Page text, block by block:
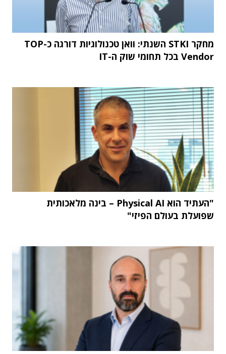
מחקר STKI השנתי: וואן טכנולוגיות דורגה כ-TOP
Vendor בכל תחומי שוק ה-IT
"העתיד הוא Physical AI – בינה מלאכותית
שפועלת בעולם הפיזי"